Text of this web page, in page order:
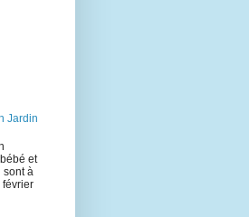
Jardin
et
sont à
février